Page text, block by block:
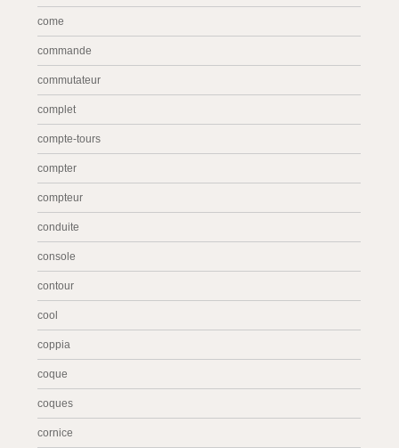
come
commande
commutateur
complet
compte-tours
compter
compteur
conduite
console
contour
cool
coppia
coque
coques
cornice